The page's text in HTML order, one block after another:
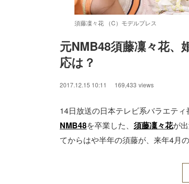
須藤凜々花 （C）モデルプレス
元NMB48須藤凜々花
応は？
2017.12.15 10:11 169,433 views
14日放送の日本テレビ系バラエテ
NMB48を卒業した、 須藤凜々花が
てからはや半年の須藤が、来年4月